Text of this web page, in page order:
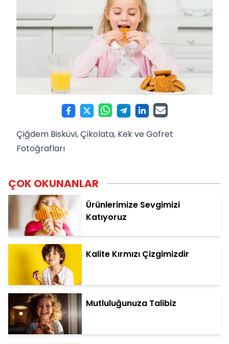
Çiğdem Bisküvi, Çikolata, Kek ve Gofret
Fotoğrafları
ÇOK OKUNANLAR
Ürünlerimize Sevgimizi
Katıyoruz
Kalite Kırmızı Çizgimizdir
Mutluluğunuza Talibiz